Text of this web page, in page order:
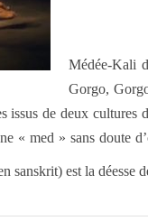
Médée-Kali
Gorgo,
issus de deux
« med » sans doute
sanskrit) est la